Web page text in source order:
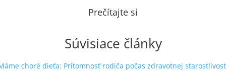
Prečítajte si
Súvisiace články